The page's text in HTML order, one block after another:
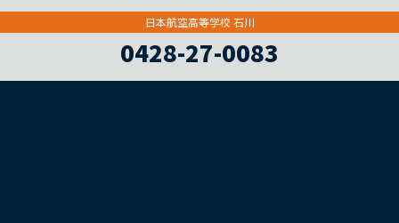
日本航空高等学校 石川
0428-27-0083